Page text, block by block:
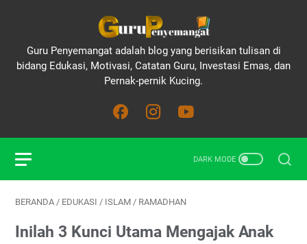
Guru Penyemangat adalah blog yang berisikan tulisan di
bidang Edukasi, Motivasi, Catatan Guru, Investasi Emas, dan
Pernak-pernik Kucing.
BERANDA / EDUKASI / ISLAM / RAMADHAN
Inilah 3 Kunci Utama Mengajak Anak